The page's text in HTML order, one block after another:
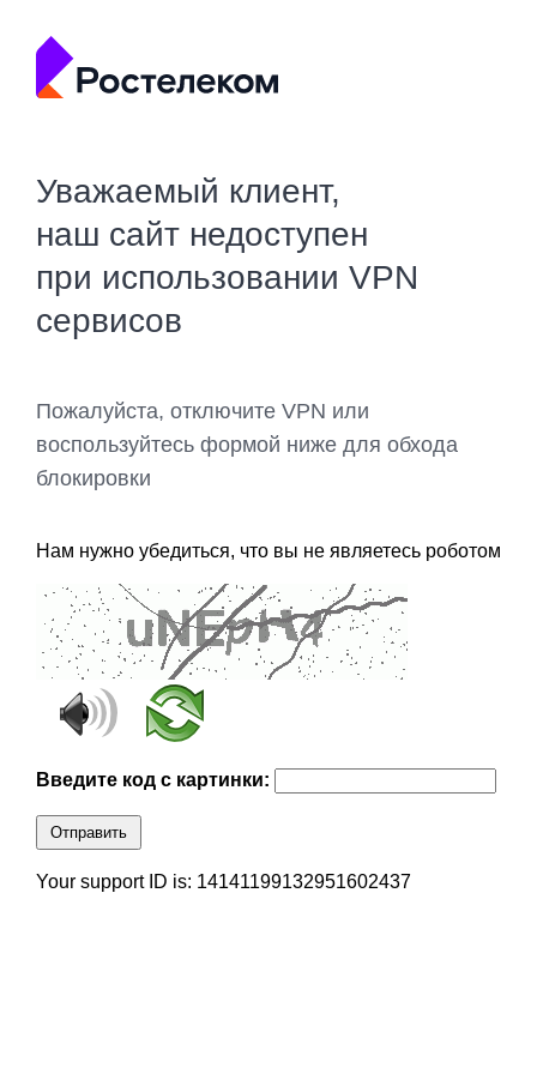
Уважаемый клиент,
наш сайт недоступен
при использовании VPN
сервисов
Пожалуйста, отключите VPN или
воспользуйтесь формой ниже для обхода
блокировки
Нам нужно убедиться, что вы не являетесь роботом
Введите код с картинки:
Отправить
Your support ID is: 14141199132951602437